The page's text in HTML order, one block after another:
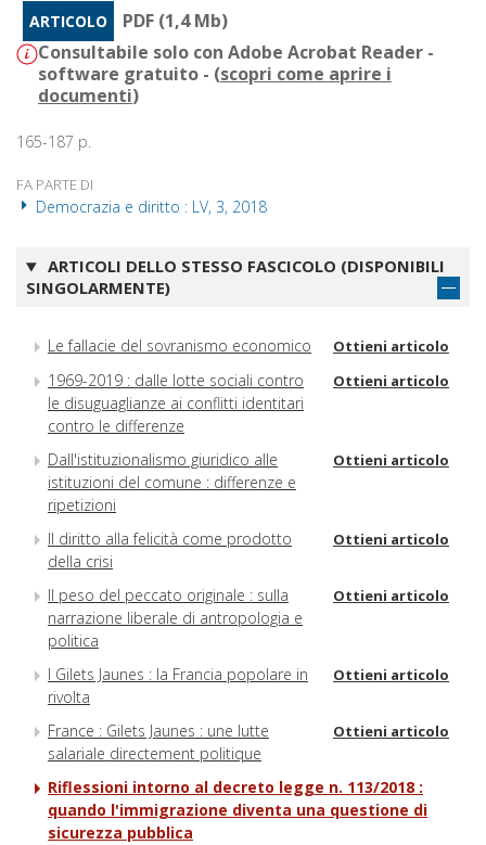
ARTICOLO
PDF (1,4 Mb)
Consultabile solo con Adobe Acrobat Reader -
software gratuito - (scopri come aprire i
documenti)
165-187 p.
FA PARTE DI
Democrazia e diritto : LV, 3, 2018
ARTICOLI DELLO STESSO FASCICOLO (DISPONIBILI
SINGOLARMENTE)
Le fallacie del sovranismo economico Ottieni articolo
1969-2019 : dalle lotte sociali contro
le disuguaglianze ai conflitti identitari
contro le differenze
Ottieni articolo
Dall'istituzionalismo giuridico alle
istituzioni del comune : differenze e
ripetizioni
Ottieni articolo
Il diritto alla felicità come prodotto
della crisi
Ottieni articolo
Il peso del peccato originale : sulla
narrazione liberale di antropologia e
politica
Ottieni articolo
I Gilets Jaunes : la Francia popolare in
rivolta
Ottieni articolo
France : Gilets Jaunes : une lutte
salariale directement politique
Ottieni articolo
Riflessioni intorno al decreto legge n. 113/2018 :
quando l'immigrazione diventa una questione di
sicurezza pubblica